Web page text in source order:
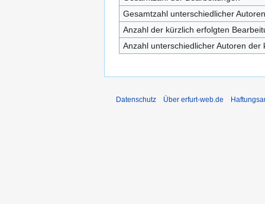
Gesamtzahl unterschiedlicher Autoren
Anzahl der kürzlich erfolgten
Anzahl unterschiedlicher Autoren
Datenschutz Über erfurt-web.de